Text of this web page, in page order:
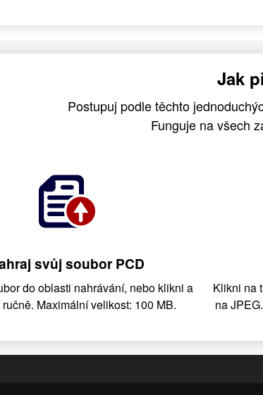
Jak
Postupuj podle těchto
Funguje na všech
svůj soubor PCD
do oblasti nahrávání, nebo klikni a
Maximální velikost: 100 MB.
Klikni na
na